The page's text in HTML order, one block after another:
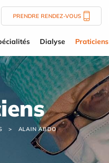
PRENDRE RENDEZ-VOUS
Dialyse Praticiens
ALAIN ABDO